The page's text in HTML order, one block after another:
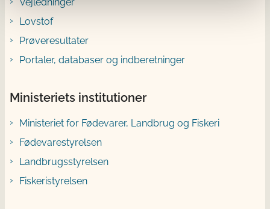
Lovstof
Prøveresultater
Portaler, databaser og indberetninger
Ministeriets institutioner
Ministeriet for Fødevarer, Landbrug og Fiskeri
Fødevarestyrelsen
Landbrugsstyrelsen
Fiskeristyrelsen